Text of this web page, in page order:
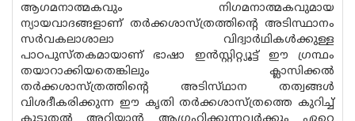
ആഗമനാത്മകവും നിഗമനാത്മകവുമായ
ന്യായവാദങ്ങളാണ് തർക്കശാസ്ത്രത്തിന്റെ അടിസ്ഥാനം
സർവകലാശാലാ വിദ്വാർഥികൾക്കുള്ള
പാഠപുസ്‌തകമായാണ് ഭാഷാ ഇൻസ്റ്റിറ്റ്യൂട്ട് ഈ ഗ്രന്ഥം
തയാറാക്കിയതെങ്കിലും ക്ലാസിക്കൽ
തർക്കശാസ്ത്രത്തിൻ്റെ അടിസ്‌ഥാന തത്വങ്ങൾ
വിശദീകരിക്കുന്ന ഈ കൃതി തർക്കശാസ്ത്രത്തെ കുറിച്ച്